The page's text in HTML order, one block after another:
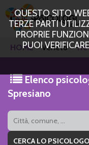
QUESTO SITO
TERZE PARTI
PROPRIE
PUOI
HOME Veneto
Elenco
Spresiano